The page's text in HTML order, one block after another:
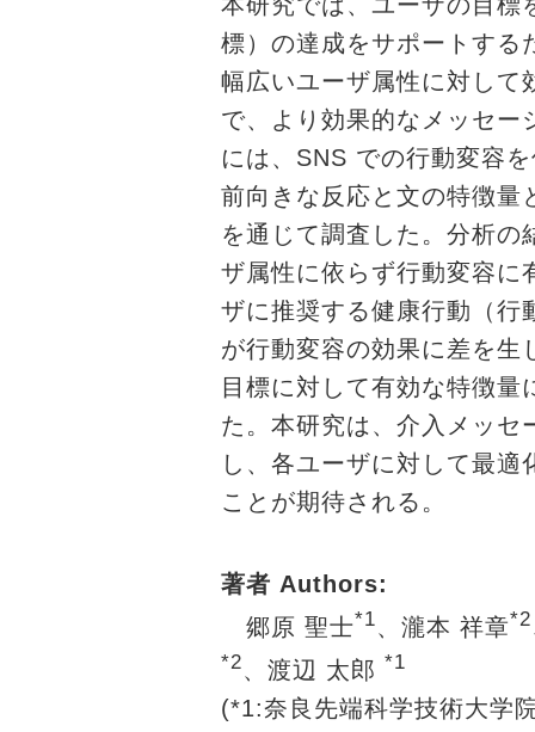
標）の達成をサポートする
幅広いユーザ属性に対して
で、より効果的なメッセー
には、SNS での行動変容
前向きな反応と文の特徴量
を通じて調査した。分析の
ザ属性に依らず行動変容に
ザに推奨する健康行動（行
が行動変容の効果に差を生
目標に対して有効な特徴
た。本研究は、介入メッセ
し、各ユーザに対して最
ことが期待される。
著者 Authors:
郷原 聖士*1、瀧本 祥章*2
*2、渡辺 太郎 *1
(*1:奈良先端科学技術大学